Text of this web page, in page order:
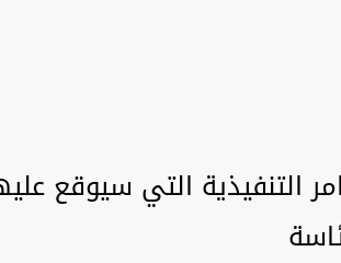
التنفيذية التي سيوقع